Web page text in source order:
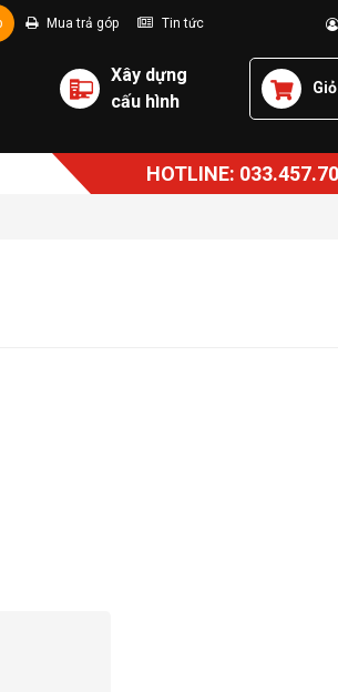
Mua trả góp Tin tức
Xây dựng
cấu hình
HOTLINE: